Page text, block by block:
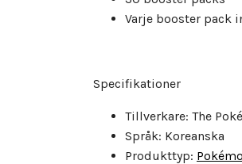
Varje booster pack
Specifikationer
Tillverkare: The
Språk: Koreanska
Produkttyp: